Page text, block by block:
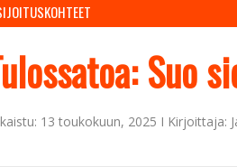
Suo
13 toukokuun, 2025 I Kirjoittaja: